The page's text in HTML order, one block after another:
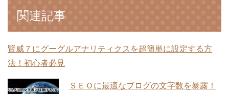
関連記事
賢威７にグーグルアナリティクスを超簡単に設定する方
法！初心者必見
ＳＥＯに最適なブログの文字数を暴露！